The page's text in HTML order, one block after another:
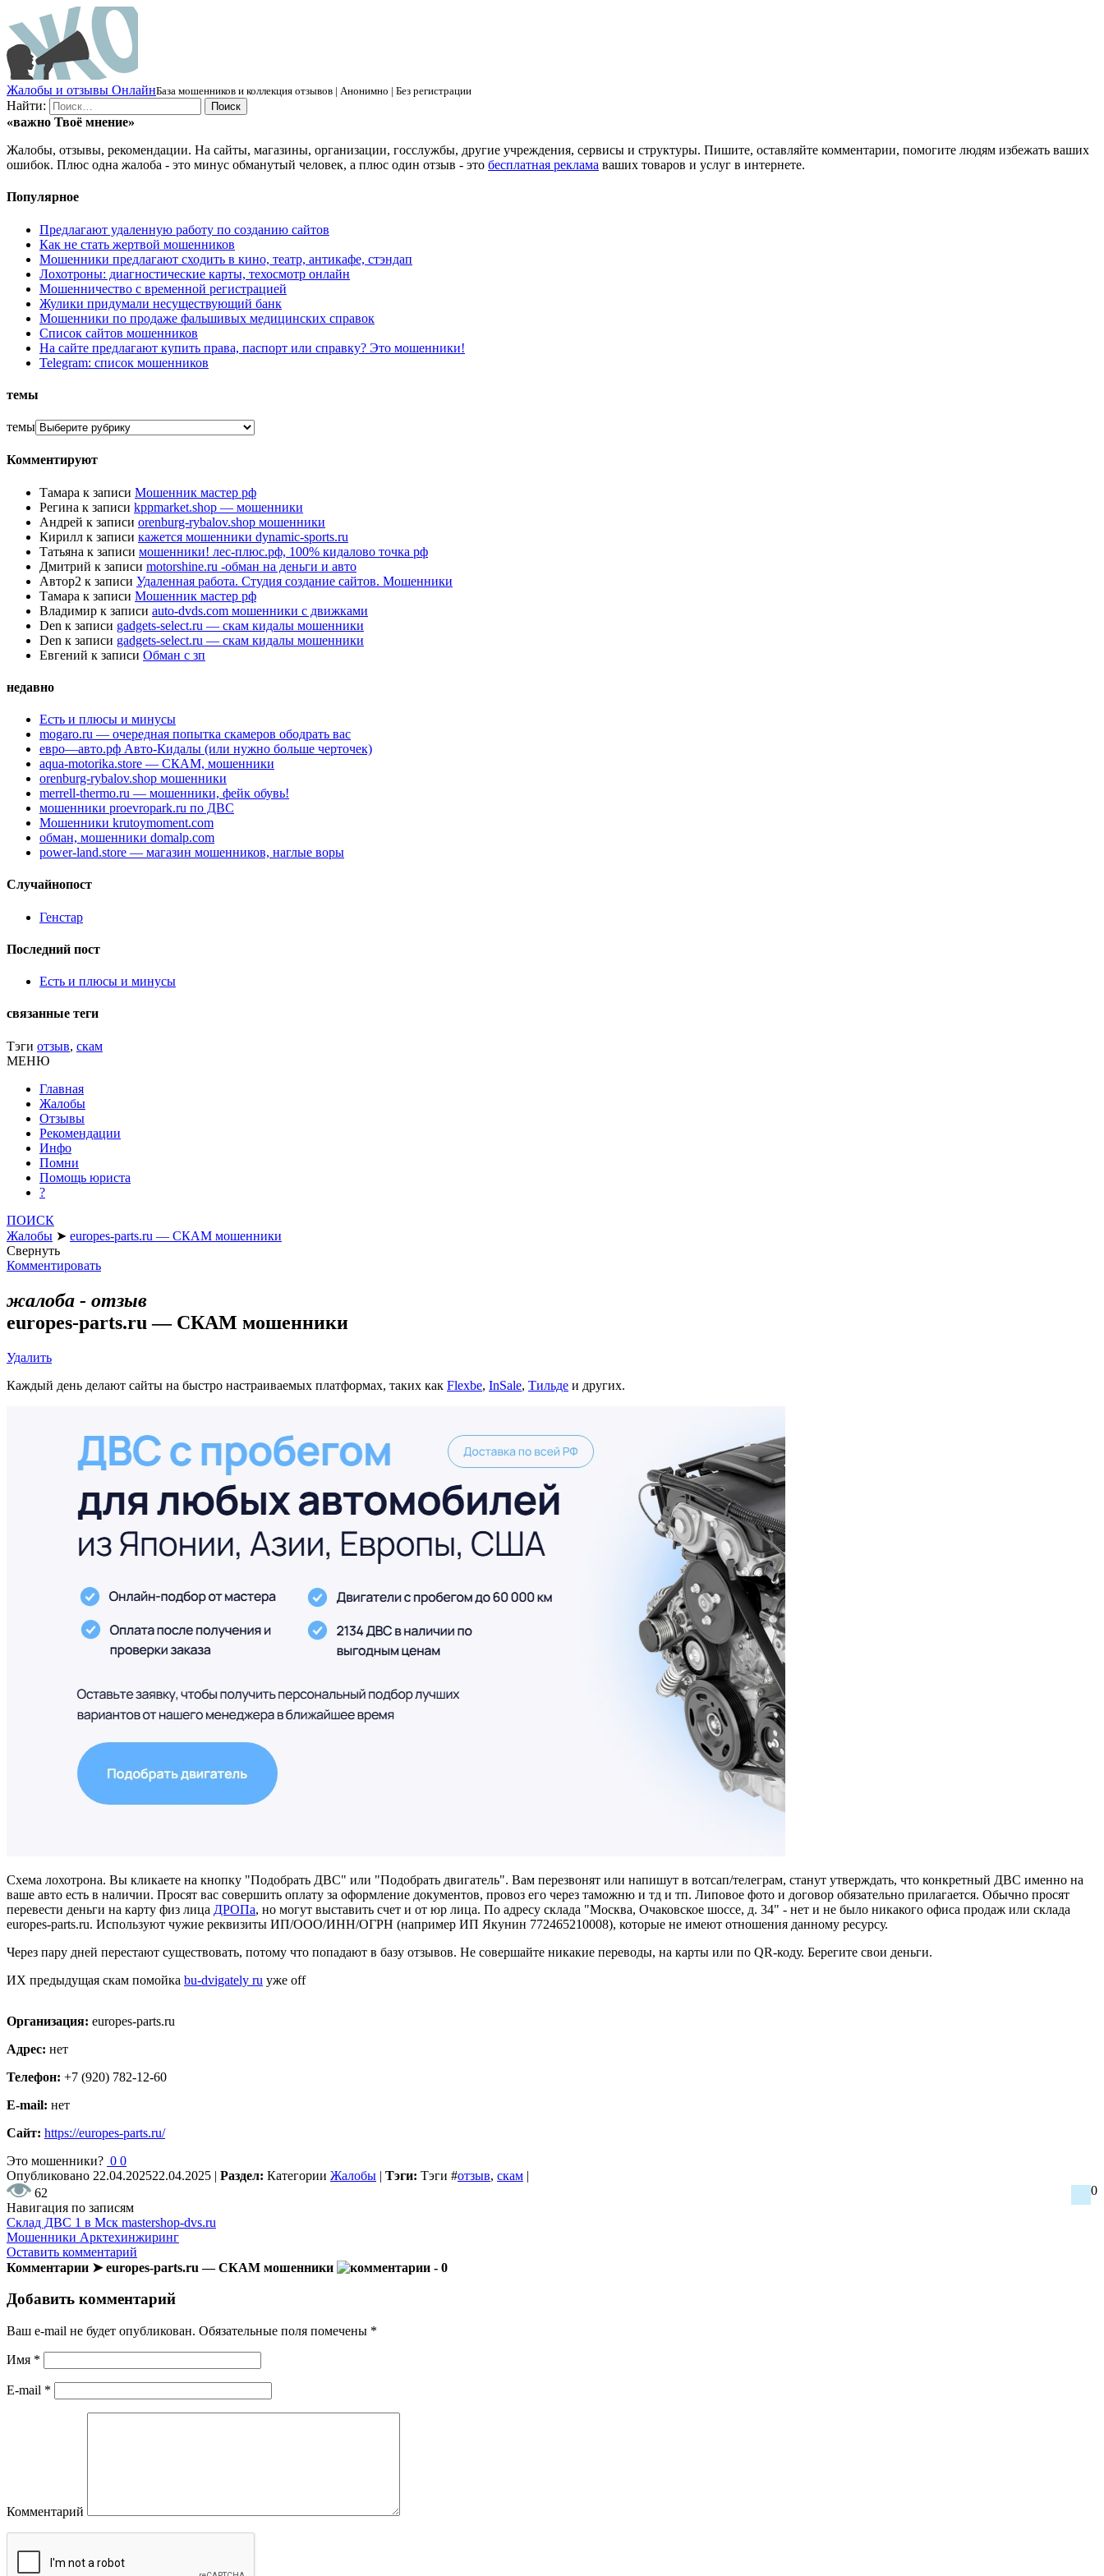
Жалобы и отзывы ОнлайнБаза мошенников и коллекция отзывов | Анонимно | Без регистрации
Найти:
«важно Твоё мнение»
Жалобы, отзывы, рекомендации. На сайты, магазины, организации, госслужбы, другие учреждения, сервисы и структуры. Пишите, оставляйте комментарии, помогите людям избежать ваших
ошибок. Плюс одна жалоба - это минус обманутый человек, а плюс один отзыв - это бесплатная реклама ваших товаров и услуг в интернете.
Популярное
Предлагают удаленную работу по созданию сайтов
Как не стать жертвой мошенников
Мошенники предлагают сходить в кино, театр, антикафе, стэндап
Лохотроны: диагностические карты, техосмотр онлайн
Мошенничество с временной регистрацией
Жулики придумали несуществующий банк
Мошенники по продаже фальшивых медицинских справок
Список сайтов мошенников
На сайте предлагают купить права, паспорт или справку? Это мошенники!
Telegram: список мошенников
темы
темы
Комментируют
Тамара к записи Мошенник мастер рф
Регина к записи kppmarket.shop — мошенники
Андрей к записи orenburg-rybalov.shop мошенники
Кирилл к записи кажется мошенники dynamic-sports.ru
Татьяна к записи мошенники! лес-плюс.рф, 100% кидалово точка рф
Дмитрий к записи motorshine.ru -обман на деньги и авто
Автор2 к записи Удаленная работа. Студия создание сайтов. Мошенники
Тамара к записи Мошенник мастер рф
Владимир к записи auto-dvds.com мошенники с движками
Den к записи gadgets-select.ru — скам кидалы мошенники
Den к записи gadgets-select.ru — скам кидалы мошенники
Евгений к записи Обман с зп
недавно
Есть и плюсы и минусы
mogaro.ru — очередная попытка скамеров ободрать вас
евро—авто.рф Авто-Кидалы (или нужно больше черточек)
aqua-motorika.store — СКАМ, мошенники
orenburg-rybalov.shop мошенники
merrell-thermo.ru — мошенники, фейк обувь!
мошенники proevropark.ru по ДВС
Мошенники krutoymoment.com
обман, мошенники domalp.com
power-land.store — магазин мошенников, наглые воры
Случайнопост
Генстар
Последний пост
Есть и плюсы и минусы
связанные теги
Тэги отзыв, скам
МЕНЮ
Главная
Жалобы
Отзывы
Рекомендации
Инфо
Помни
Помощь юриста
?
ПОИСК
Жалобы ➤ europes-parts.ru — СКАМ мошенники
Свернуть
Комментировать
жалоба - отзыв
europes-parts.ru — СКАМ мошенники
Удалить
Каждый день делают сайты на быстро настраиваемых платформах, таких как Flexbe, InSale, Тильде и других.
Схема лохотрона. Вы кликаете на кнопку "Подобрать ДВС" или "Подобрать двигатель". Вам перезвонят или напишут в вотсап/телеграм, станут утверждать, что конкретный ДВС именно на
ваше авто есть в наличии. Просят вас совершить оплату за оформление документов, провоз его через таможню и тд и тп. Липовое фото и договор обязательно прилагается. Обычно просят
перевести деньги на карту физ лица ДРОПа, но могут выставить счет и от юр лица. По адресу склада "Москва, Очаковское шоссе, д. 34" - нет и не было никакого офиса продаж или склада
europes-parts.ru. Используют чужие реквизиты ИП/ООО/ИНН/ОГРН (например ИП Якунин 772465210008), которые не имеют отношения данному ресурсу.
Через пару дней перестают существовать, потому что попадают в базу отзывов. Не совершайте никакие переводы, на карты или по QR-коду. Берегите свои деньги.
ИХ предыдущая скам помойка bu-dvigately ru уже off
Организация: europes-parts.ru
Адрес: нет
Телефон: +7 (920) 782-12-60
E-mail: нет
Сайт: https://europes-parts.ru/
Это мошенники? 0 0
Опубликовано 22.04.202522.04.2025 | Раздел: Категории Жалобы | Тэги: Тэги #отзыв, скам |
62
0
Навигация по записям
Склад ДВС 1 в Мск mastershop-dvs.ru
Мошенники Арктехинжиринг
Оставить комментарий
Комментарии ➤ europes-parts.ru — СКАМ мошенники
- 0
Добавить комментарий
Ваш e-mail не будет опубликован. Обязательные поля помечены *
Имя *
E-mail *
Комментарий